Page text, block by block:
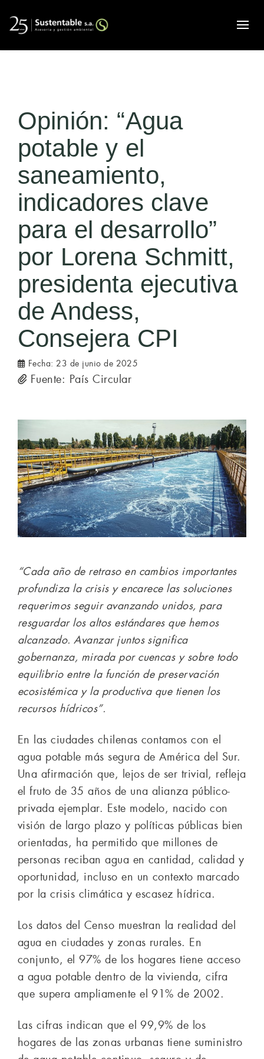
Opinión: “Agua
potable y el
saneamiento,
indicadores clave
para el desarrollo”
por Lorena Schmitt,
presidenta ejecutiva
de Andess,
Consejera CPI
Fecha: 23 de junio de 2025
Fuente: País Circular
“Cada año de retraso en cambios importantes
profundiza la crisis y encarece las soluciones
requerimos seguir avanzando unidos, para
resguardar los altos estándares que hemos
alcanzado. Avanzar juntos significa
gobernanza, mirada por cuencas y sobre todo
equilibrio entre la función de preservación
ecosistémica y la productiva que tienen los
recursos hídricos”.
En las ciudades chilenas contamos con el
agua potable más segura de América del Sur.
Una afirmación que, lejos de ser trivial, refleja
el fruto de 35 años de una alianza público-
privada ejemplar. Este modelo, nacido con
visión de largo plazo y políticas públicas bien
orientadas, ha permitido que millones de
personas reciban agua en cantidad, calidad y
oportunidad, incluso en un contexto marcado
por la crisis climática y escasez hídrica.
Los datos del Censo muestran la realidad del
agua en ciudades y zonas rurales. En
conjunto, el 97% de los hogares tiene acceso
a agua potable dentro de la vivienda, cifra
que supera ampliamente el 91% de 2002.
Las cifras indican que el 99,9% de los
hogares de las zonas urbanas tiene suministro